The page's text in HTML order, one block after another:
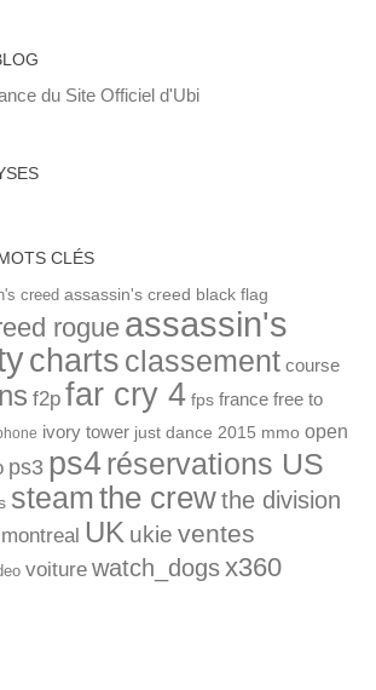
du Site Officiel d'Ubi
CLÉS
creed assassin's creed black flag
rogue assassin's
charts classement course
f2p far cry 4 fps france free to
ivory tower just dance 2015 mmo open
ps3 ps4réservations US
steamthe crewthe division
UK ukie ventes
voiture watch_dogsx360